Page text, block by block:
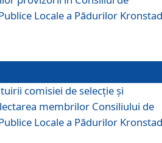
Locale a Pădurilor
comisiei de selecție și
membrilor Consiliului de
Locale a Pădurilor